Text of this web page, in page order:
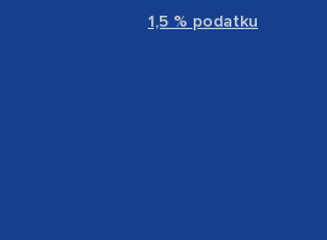
1,5 % podatku